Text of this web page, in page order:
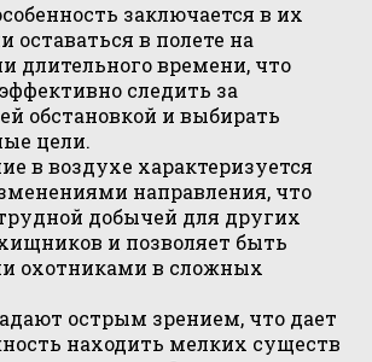
заключается в их
оставаться в полете на
длительного времени, что
следить за
обстановкой и выбирать
цели.
в воздухе характеризуется
направления, что
добычей для других
и позволяет быть
охотниками в сложных
острым зрением, что дает
находить мелких существ